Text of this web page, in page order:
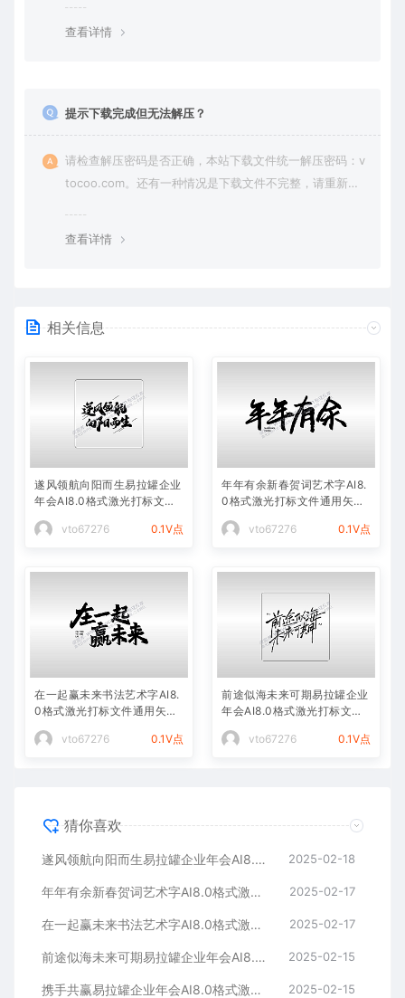
查看详情
提示下载完成但无法解压？
请检查解压密码是否正确，本站下载文件统一解压密码：v
tocoo.com。还有一种情况是下载文件不完整，请重新下
查看详情
相关信息
遂风领航向阳而生易拉罐企业
年会AI8.0格式激光打标文件
通用矢量图
vto67276
0.1V点
年年有余新春贺词艺术字AI8.
0格式激光打标文件通用矢量
图
vto67276
0.1V点
在一起赢未来书法艺术字AI8.
0格式激光打标文件通用矢量
vto67276
0.1V点
前途似海未来可期易拉罐企业
年会AI8.0格式激光打标文件
vto67276
0.1V点
猜你喜欢
遂风领航向阳而生易拉罐企业年会AI8.0格式激光打标文件通用矢量图 2025-02-18
年年有余新春贺词艺术字AI8.0格式激光打标文件通用矢量图 2025-02-17
在一起赢未来书法艺术字AI8.0格式激光打标文件通用矢量图 2025-02-17
前途似海未来可期易拉罐企业年会AI8.0格式激光打标文件通用矢量图 2025-02-15
携手共赢易拉罐企业年会AI8.0格式激光打标文件通用矢量图 2025-02-15